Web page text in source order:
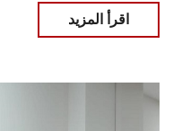
اقرأ المزيد